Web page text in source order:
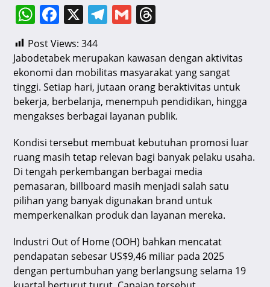
W
h
at
s
A
p
p
F
c
e
b
o
k
X T
e
gr
a
m
G
ai
l
e
a
d
s
Post Views: 344
Jabodetabek merupakan kawasan dengan aktivitas
ekonomi dan mobilitas masyarakat yang sangat
tinggi. Setiap hari, jutaan orang beraktivitas untuk
bekerja, berbelanja, menempuh pendidikan, hingga
mengakses berbagai layanan publik.
Kondisi tersebut membuat kebutuhan promosi luar
ruang masih tetap relevan bagi banyak pelaku usaha.
Di tengah perkembangan berbagai media
pemasaran, billboard masih menjadi salah satu
pilihan yang banyak digunakan brand untuk
memperkenalkan produk dan layanan mereka.
Industri Out of Home (OOH) bahkan mencatat
pendapatan sebesar US$9,46 miliar pada 2025
dengan pertumbuhan yang berlangsung selama 19